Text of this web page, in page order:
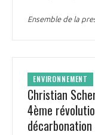
ENVIRONNEMENT
INNOVATION
RAPPORTS
Ensemble de la
ENVIRONNEMENT
Christian
4ème